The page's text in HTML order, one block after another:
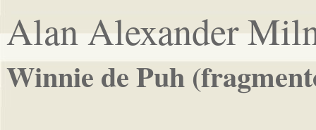
Alan Alexander
Winnie de Puh